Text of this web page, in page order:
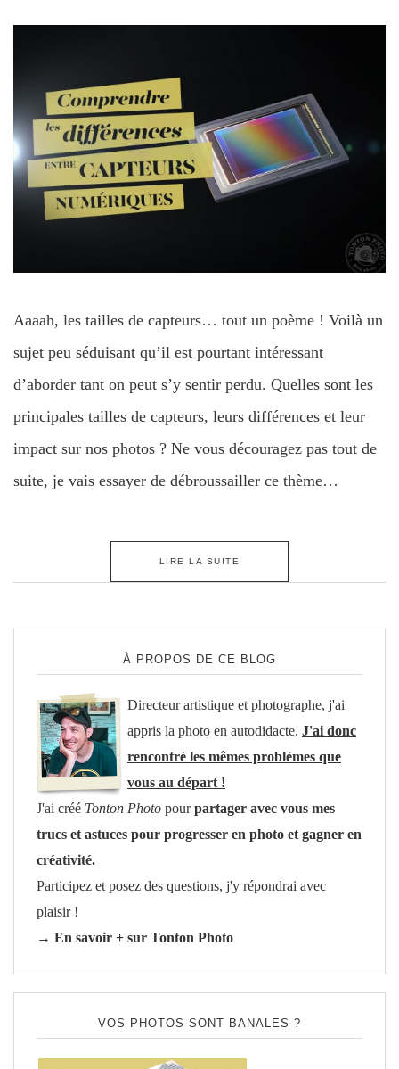
Aaaah, les tailles de capteurs… tout un poème ! Voilà un
sujet peu séduisant qu’il est pourtant intéressant
d’aborder tant on peut s’y sentir perdu. Quelles sont les
principales tailles de capteurs, leurs différences et leur
impact sur nos photos ? Ne vous découragez pas tout de
suite, je vais essayer de débroussailler ce thème…
LIRE LA SUITE
À PROPOS DE CE BLOG
Directeur artistique et photographe, j'ai
appris la photo en autodidacte. J'ai donc
rencontré les mêmes problèmes que
vous au départ !
J'ai créé Tonton Photo pourpartager avec vous mes
trucs et astuces pour progresser en photo et gagner en
créativité.
Participez et posez des questions, j'y répondrai avec
plaisir !
→ En savoir + sur Tonton Photo
VOS PHOTOS SONT BANALES ?